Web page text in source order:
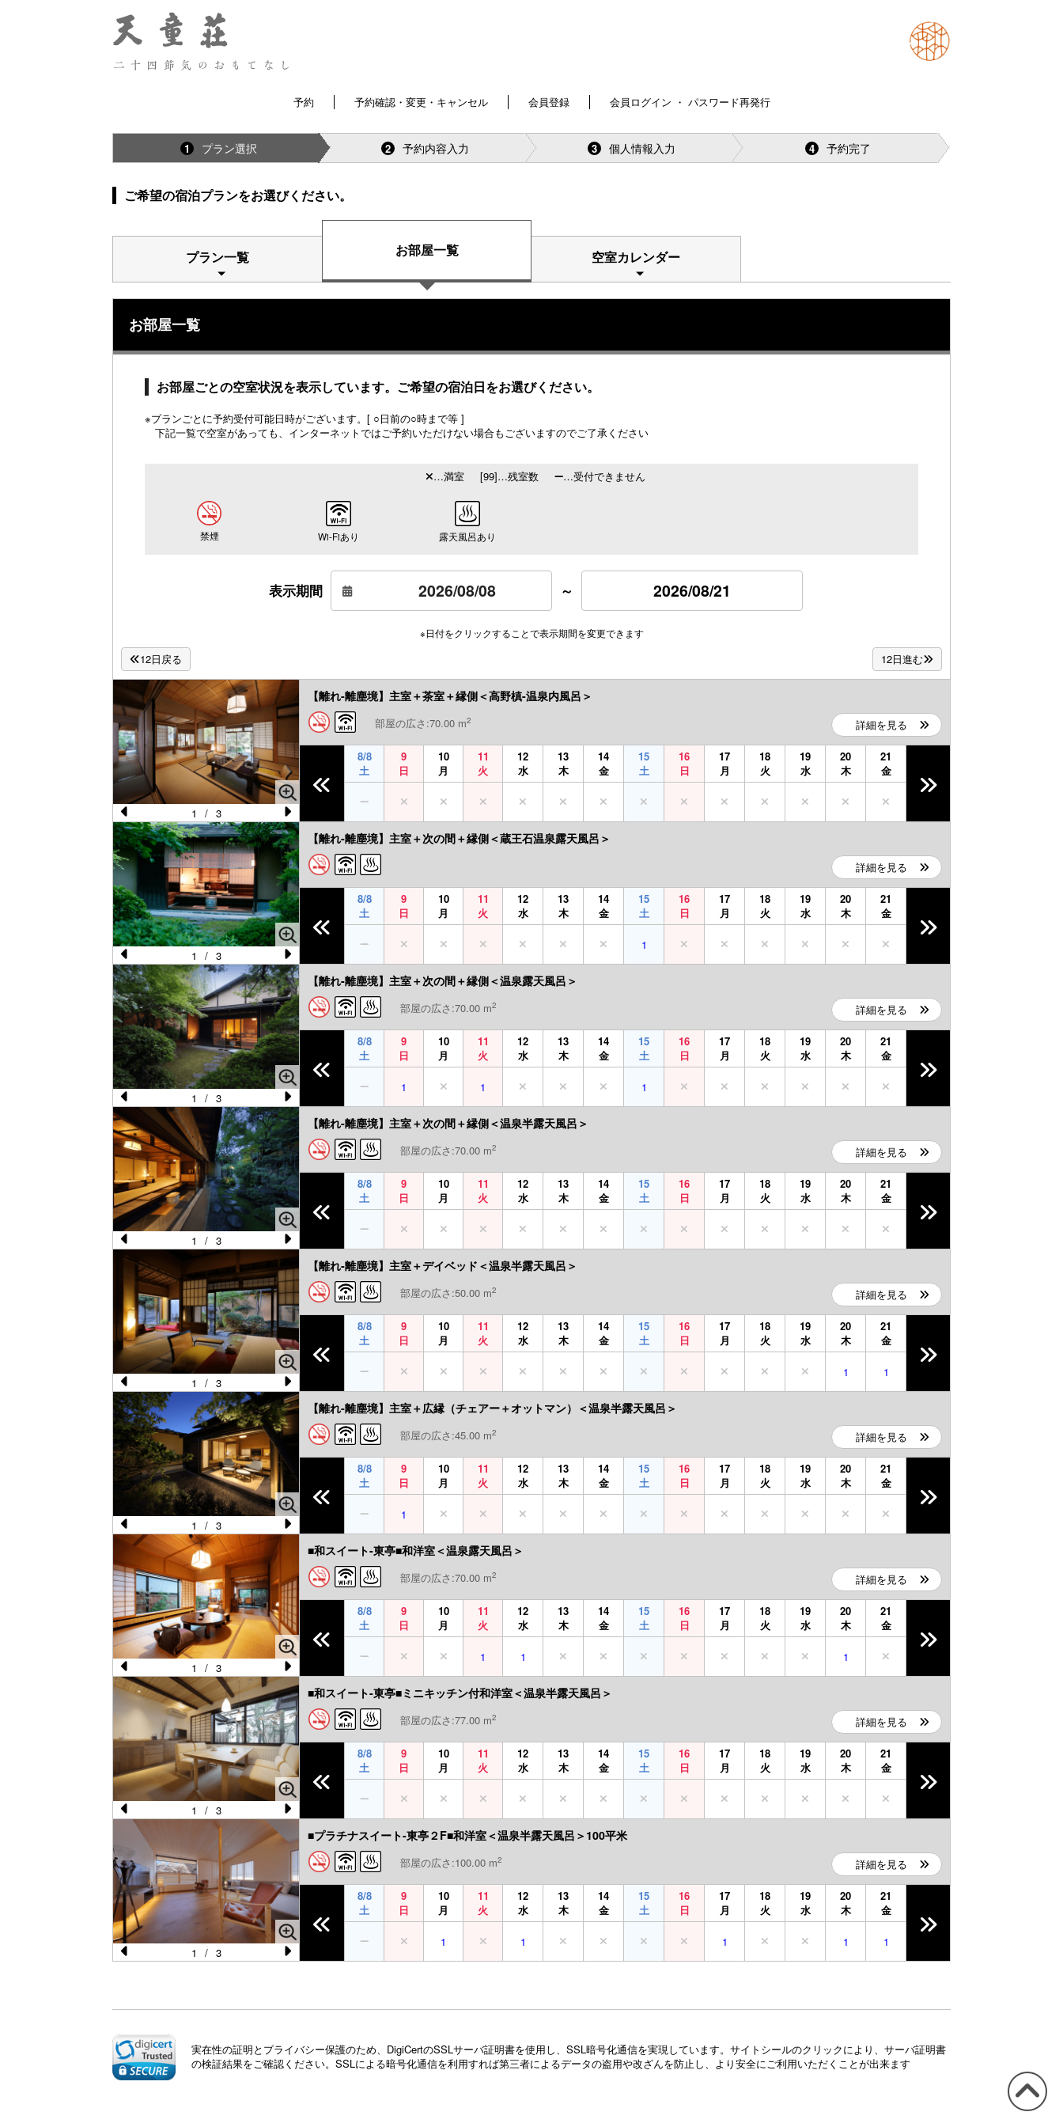
予約 予約確認・変更・キャンセル 会員登録 会員ログイン ・ パスワード再発行
1 プラン選択 2 予約内容入力 3 個人情報入力 4 予約完了
ご希望の宿泊プランをお選びください。
プラン一覧 お部屋一覧 空室カレンダー
お部屋一覧
お部屋ごとの空室状況を表示しています。ご希望の宿泊日をお選びください。
※プランごとに予約受付可能日時がございます。[ ○日前の○時まで等 ]
下記一覧で空室があっても、インターネットではご予約いただけない場合もございますのでご了承ください
…満室 [99]…残室数 …受付できません
禁煙 Wi-Fiあり 露天風呂あり
表示期間 ～ 2026/08/21
※日付をクリックすることで表示期間を変更できます
12日戻る 12日進む
Pr
e
vi
o
u
s
N
e
xt
1 / 3
【離れ-離塵境】主室＋茶室＋縁側＜高野槙-温泉内風呂＞
部屋の広さ:70.00 m2 詳細を見る
8/8
土
9
日
10
月
11
火
12
水
13
木
14
金
15
土
16
日
17
月
18
火
19
水
20
木
21
金
Pr
e
vi
o
u
s
N
e
xt
1 / 3
【離れ-離塵境】主室＋次の間＋縁側＜蔵王石温泉露天風呂＞
詳細を見る
8/8
土
9
日
10
月
11
火
12
水
13
木
14
金
15
土
16
日
17
月
18
火
19
水
20
木
21
金
1
Pr
e
vi
o
u
s
N
e
xt
1 / 3
【離れ-離塵境】主室＋次の間＋縁側＜温泉露天風呂＞
部屋の広さ:70.00 m2 詳細を見る
8/8
土
9
日
10
月
11
火
12
水
13
木
14
金
15
土
16
日
17
月
18
火
19
水
20
木
21
金
1 1 1
Pr
e
vi
o
u
s
N
e
xt
1 / 3
【離れ-離塵境】主室＋次の間＋縁側＜温泉半露天風呂＞
部屋の広さ:70.00 m2 詳細を見る
8/8
土
9
日
10
月
11
火
12
水
13
木
14
金
15
土
16
日
17
月
18
火
19
水
20
木
21
金
Pr
e
vi
o
u
s
N
e
xt
1 / 3
【離れ-離塵境】主室＋デイベッド＜温泉半露天風呂＞
部屋の広さ:50.00 m2 詳細を見る
8/8
土
9
日
10
月
11
火
12
水
13
木
14
金
15
土
16
日
17
月
18
火
19
水
20
木
21
金
1 1
Pr
e
vi
o
u
s
N
xt
1 / 3
【離れ-離塵境】主室＋広縁（チェアー＋オットマン）＜温泉半露天風呂＞
部屋の広さ:45.00 m2 詳細を見る
8/8
土
9
日
10
月
11
火
12
水
13
木
14
金
15
土
16
日
17
月
18
火
19
水
20
木
21
金
1
Pr
e
vi
u
s
N
e
xt
1 / 3
■和スイート-東亭■和洋室＜温泉露天風呂＞
部屋の広さ:70.00 m2 詳細を見る
8/8
土
9
日
10
月
11
火
12
水
13
木
14
金
15
土
16
日
17
月
18
火
19
水
20
木
21
金
1 1 1
Pr
e
vi
o
u
s
e
xt
1 / 3
■和スイート-東亭■ミニキッチン付和洋室＜温泉半露天風呂＞
部屋の広さ:77.00 m2 詳細を見る
8/8
土
9
日
10
月
11
火
12
水
13
木
14
金
15
土
16
日
17
月
18
火
19
水
20
木
21
金
o
u
1 / 3
■プラチナスイート-東亭２F■和洋室＜温泉半露天風呂＞100平米
部屋の広さ:100.00 m2 詳細を見る
8/8
土
9
日
10
月
11
火
12
水
13
木
14
金
15
土
16
日
17
月
18
火
19
水
20
木
21
金
1 1 1 1 1
このペ
実在性の証明とプライバシー保護のため、DigiCertのSSLサーバ証明書を使用し、SSL暗号化通信を実現しています。サイトシールのクリックにより、サーバ証明書
の検証結果をご確認ください。SSLによる暗号化通信を利用すれば第三者によるデータの盗用や改ざんを防止し、より安全にご利用いただくことが出来ます